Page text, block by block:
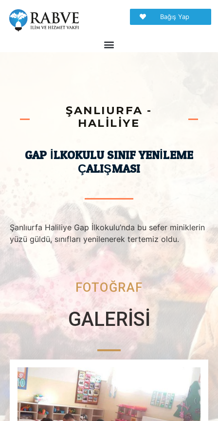
Bağış Yap
ŞANLIURFA -
HALILIYE
GAP İLKOKULU SINIF YENILEME
ÇALIŞMASI
Şanlıurfa Haliliye Gap İlkokulu’nda bu sefer miniklerin
yüzü güldü, sınıfları yenilenerek tertemiz oldu.
FOTOĞRAF
GALERİSİ